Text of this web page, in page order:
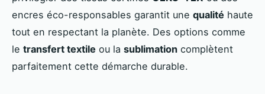
encres éco-responsables garantit une qualité haute
tout en respectant la planète. Des options comme
le transfert textile ou la sublimation complètent
parfaitement cette démarche durable.